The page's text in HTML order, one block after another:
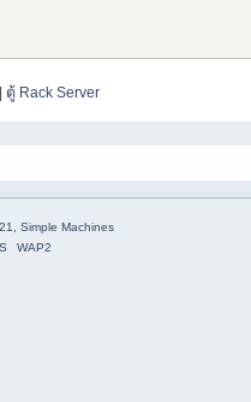
ตู้ Rack Server
, Simple Machines
WAP2